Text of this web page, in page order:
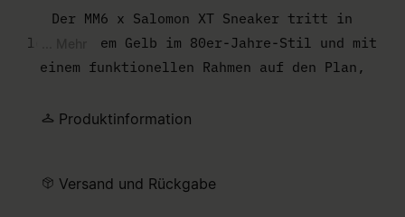
Der MM6 x Salomon XT Sneaker tritt in
leuchtendem Gelb im 80er-Jahre-Stil und mit
einem funktionellen Rahmen auf den Plan,
plastischen Sohle kontrastiert wird.
Identität des Modells verweisen und die
Produktinformation
Versand und Rückgabe